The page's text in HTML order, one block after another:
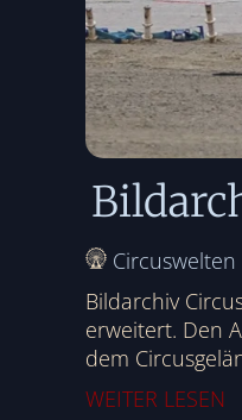
Circuswelten
Bildarchiv
erweitert. Den
dem
WEITER LESEN